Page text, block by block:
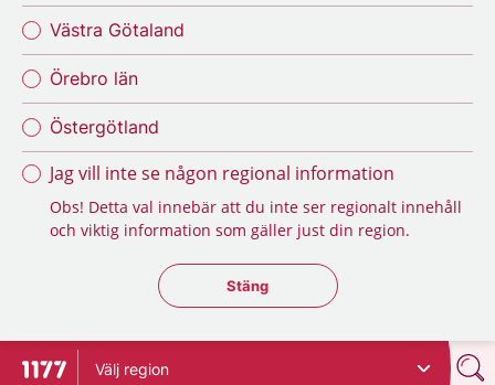
Västra Götaland
Örebro län
Östergötland
Jag vill inte se någon regional information
Obs! Detta val innebär att du inte ser regionalt innehåll
och viktig information som gäller just din region.
Stäng regionsväljaren
Stäng
Till startsidan för 1177
Välj region